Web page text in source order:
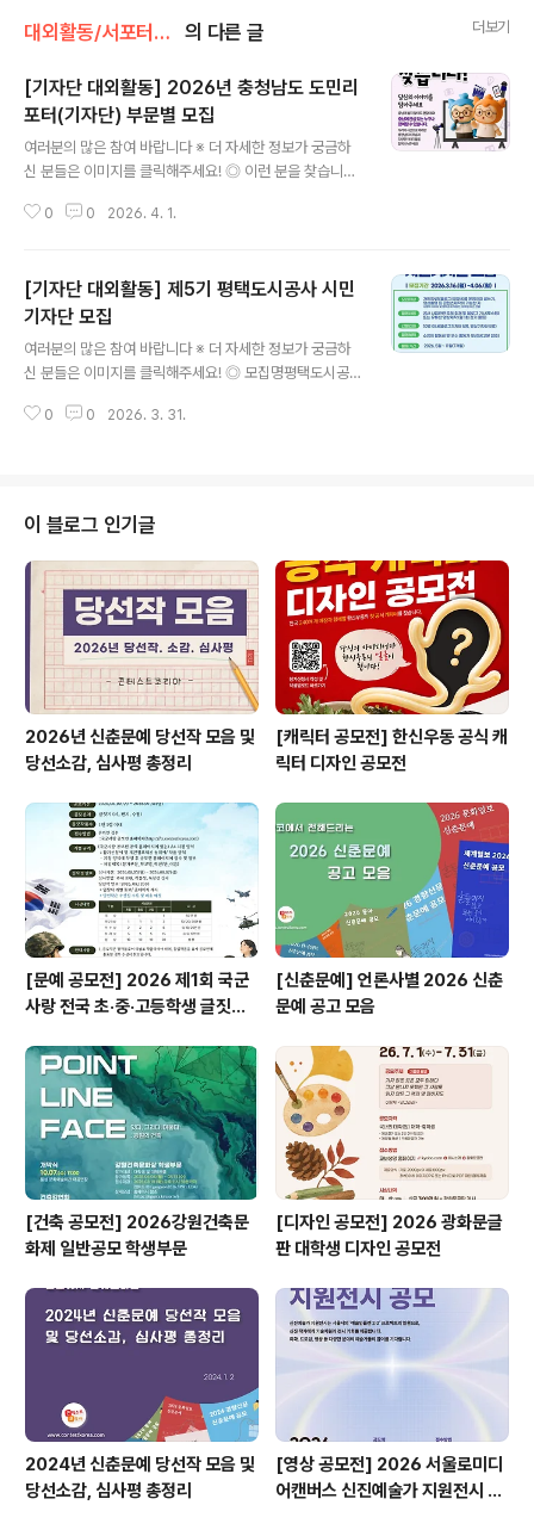
대외활동/서포터즈 • 기자단 의 다른 글 더보기
[기자단 대외활동] 2026년 충청남도 도민리
포터(기자단) 부문별 모집
여러분의 많은 참여 바랍니다 ※ 더 자세한 정보가 궁금하
신 분들은 이미지를 클릭해주세요! ◎ 이런 분을 찾습니다
다!”하시는 분◇ “내 SNS(블로그, 인스타, 유튜브)를 좀
용 능숙자 환영)◇ 지역/나이 무관!(하지만 충남 거주자나
도내 대학생, 청년이라면 가산점 팍팍!) ◎ 우리가 함께 할
일 (활동내용)◇ #충남_로컬_바이브:여행, 축제, 맛집, 숨
은 명소 등 '진짜' 충남 이야기 발굴◇ #정책_쉽게_풀어주
후기 ◇ #청년_청소년_공감:우리 세대의 눈높이로 전하는
0 0 2026. 4. 1.
[기자단 대외활동] 제5기 평택도시공사 시민
기자단 모집
여러분의 많은 참여 바랍니다 ※ 더 자세한 정보가 궁금하
신 분들은 이미지를 클릭해주세요! ◎ 모집명평택도시공사
과 시설에 관심이 많은 시민(만 18세 이상) ※ 평택 거주자
원자격 및 우대사항○ 지원자격 1) 필수자격 - 활동기간 동
안 기자단 활동을 성실히 수행할 수 있는 자 - 개인 블로그,
유튜브, 인스타그램, 페이스북 등의 SNS 채널을 운영하는
자 [블로그 기자단] 블로그 필수 운영 [영 상 기자단] 유튜
브, 인스타그램, 페이스북 중 1개 ..
0 0 2026. 3. 31.
이 블로그 인기글
2026년 신춘문예 당선작 모음 및
당선소감, 심사평 총정리
[캐릭터 공모전] 한신우동 공식 캐
릭터 디자인 공모전
[문예 공모전] 2026 제1회 국군
사랑 전국 초·중·고등학생 글짓기
[신춘문예] 언론사별 2026 신춘
문예 공고 모음
[건축 공모전] 2026강원건축문
화제 일반공모 학생부문
[디자인 공모전] 2026 광화문글
판 대학생 디자인 공모전
2024년 신춘문예 당선작 모음 및
당선소감, 심사평 총정리
[영상 공모전] 2026 서울로미디
어캔버스 신진예술가 지원전시 공